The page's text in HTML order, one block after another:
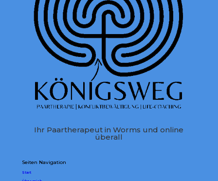
Ihr Paartherapeut in Worms und online
überall
Seiten Navigation
Start